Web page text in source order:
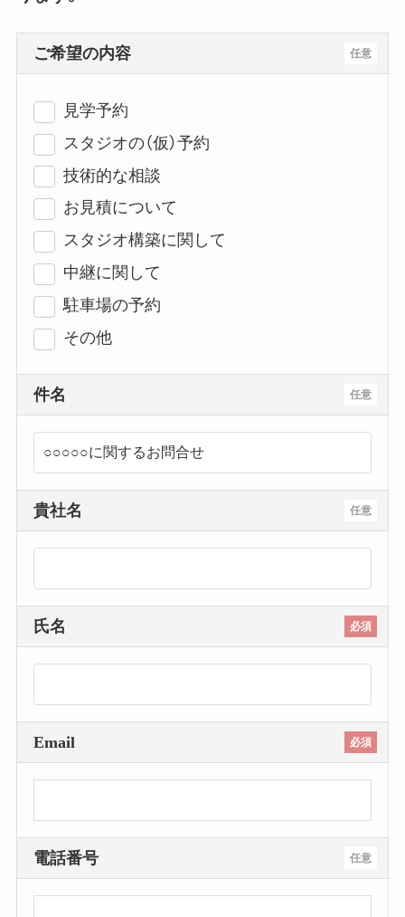
任意
ご希望の内容
見学予約
スタジオの（仮）予約
技術的な相談
お見積について
スタジオ構築に関して
中継に関して
駐車場の予約
その他
任意
件名
任意
貴社名
必須
氏名
必須
Email
任意
電話番号